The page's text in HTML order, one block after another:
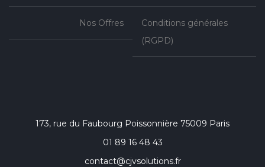
Nos Offres
Conditions générales
(RGPD)
173, rue du Faubourg Poissonnière 75009 Paris
01 89 16 48 43
contact@cjvsolutions.fr